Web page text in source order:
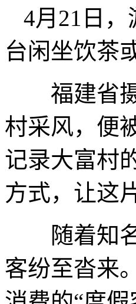
4月21日
台闲坐饮茶
福建省摄
村采风，便
记录大富村
方式，让这
随着知名
客纷至沓来